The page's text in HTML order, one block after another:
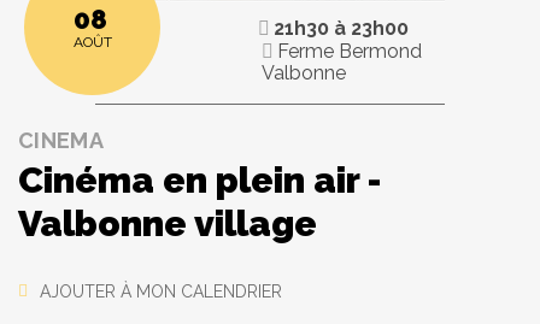
08
AOÛT
21h30 à 23h00
Ferme Bermond
Valbonne
CINEMA
Cinéma en plein air -
Valbonne village
AJOUTER À MON CALENDRIER